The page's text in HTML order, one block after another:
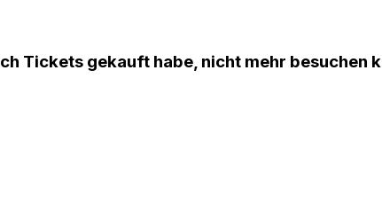
Tickets gekauft habe, nicht mehr besuchen